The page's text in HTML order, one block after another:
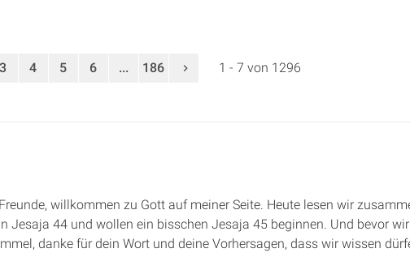
3 4 5 6 ... 186 1 - 7 von 1296
willkommen zu Gott auf meiner Seite. Heute lesen wir
Jesaja 44 und wollen ein bisschen Jesaja 45 beginnen. Und bevor
danke für dein Wort und deine Vorhersagen, dass wir wissen